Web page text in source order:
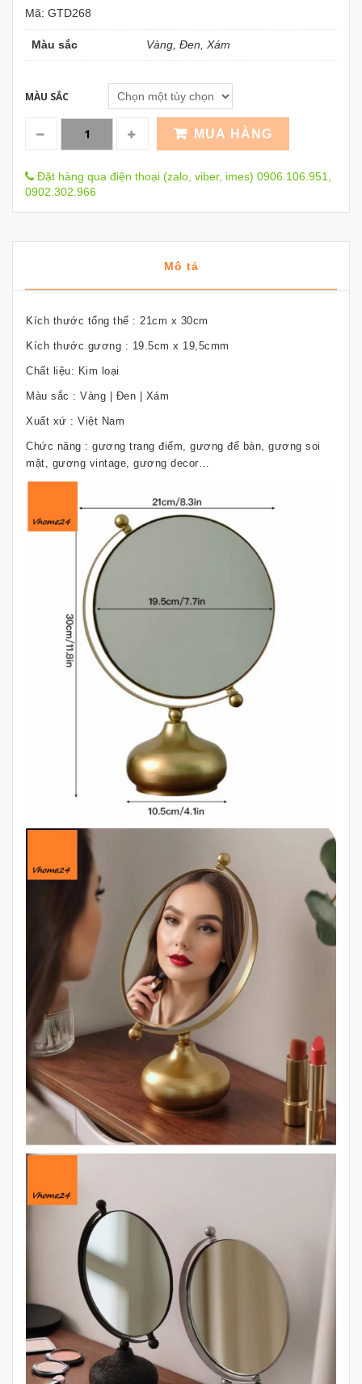
Mã: GTD268
Màu sắc Vàng, Đen, Xám
MÀU SẮC
MUA HÀNG
Đặt hàng qua điện thoại (zalo, viber, imes) 0906.106.951,
0902.302.966
Mô tả
Kích thước tổng thể : 21cm x 30cm
Kích thước gương : 19.5cm x 19,5cmm
Chất liệu: Kim loại
Màu sắc : Vàng | Đen | Xám
Xuất xứ : Việt Nam
Chức năng : gương trang điểm, gương để bàn, gương soi
mặt, gương vintage, gương decor…